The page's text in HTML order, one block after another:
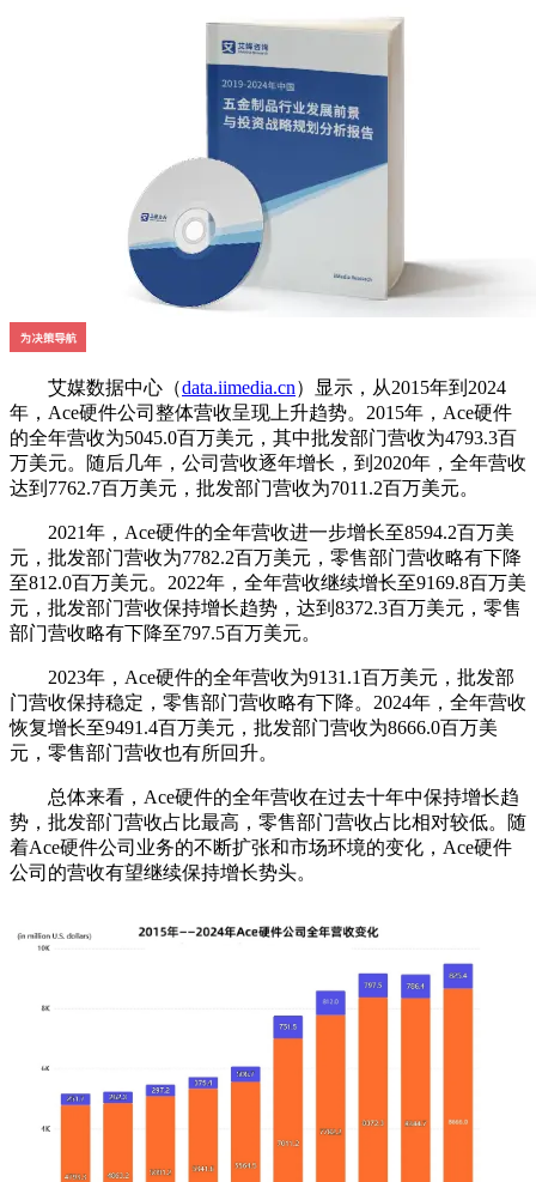
艾媒数据中心（data.iimedia.cn）显示，从2015年到2024
年，Ace硬件公司整体营收呈现上升趋势。2015年，Ace硬件
的全年营收为5045.0百万美元，其中批发部门营收为4793.3百
万美元。随后几年，公司营收逐年增长，到2020年，全年营收
达到7762.7百万美元，批发部门营收为7011.2百万美元。
2021年，Ace硬件的全年营收进一步增长至8594.2百万美
元，批发部门营收为7782.2百万美元，零售部门营收略有下降
至812.0百万美元。2022年，全年营收继续增长至9169.8百万美
元，批发部门营收保持增长趋势，达到8372.3百万美元，零售
部门营收略有下降至797.5百万美元。
2023年，Ace硬件的全年营收为9131.1百万美元，批发部
门营收保持稳定，零售部门营收略有下降。2024年，全年营收
恢复增长至9491.4百万美元，批发部门营收为8666.0百万美
元，零售部门营收也有所回升。
总体来看，Ace硬件的全年营收在过去十年中保持增长趋
势，批发部门营收占比最高，零售部门营收占比相对较低。随
着Ace硬件公司业务的不断扩张和市场环境的变化，Ace硬件
公司的营收有望继续保持增长势头。